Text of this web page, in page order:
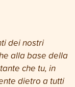
dei nostri
alla base della
che tu, in
dietro a tutti